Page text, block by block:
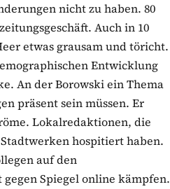
nicht zu haben. 80
Auch in 10
etwas grausam und töricht.
Entwicklung
An der Borowski ein Thema
präsent sein müssen. Er
Lokalredaktionen, die
hospitiert haben.
auf den
Spiegel online kämpfen.